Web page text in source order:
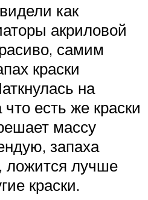
как
акриловой
самим
краски
на
есть же краски
массу
запаха
ложится лучше
краски.